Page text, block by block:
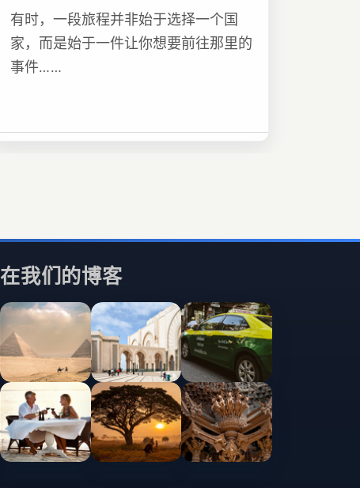
有时，一段旅程并非始于选择一个国
家，而是始于一件让你想要前往那里的
事件……
在我们的博客